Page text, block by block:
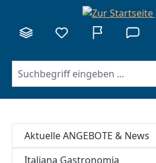
Aktuelle ANGEBOTE & News
Italiana Gastronomia